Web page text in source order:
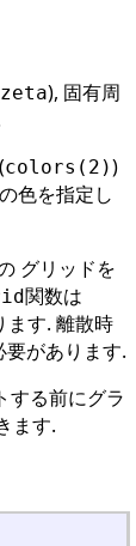
zeta), 固有周
colors(2))
色を指定し
グリッドを
関数は
ます. 離散時
があります.
する前にグラ
ます.